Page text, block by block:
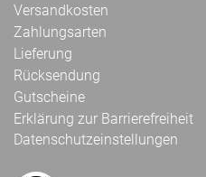
Versandkosten
Zahlungsarten
Lieferung
Rücksendung
Gutscheine
Erklärung zur Barrierefreiheit
Datenschutzeinstellungen